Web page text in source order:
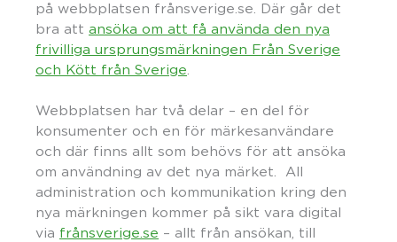
på webbplatsen frånsverige.se. Där går det
bra att ansöka om att få använda den nya
frivilliga ursprungsmärkningen Från Sverige
och Kött från Sverige
Webbplatsen har två delar – en del för
konsumenter och en för märkesanvändare
och där finns allt som behövs för att ansöka
om användning av det nya märket. All
administration och kommunikation kring den
nya märkningen kommer på sikt vara digital
via frånsverige.se – allt från ansökan, till